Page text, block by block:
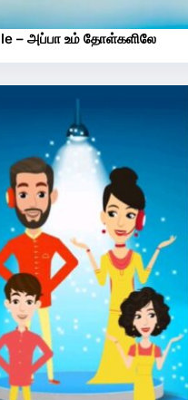
– அப்பா உம் தோள்களிலே